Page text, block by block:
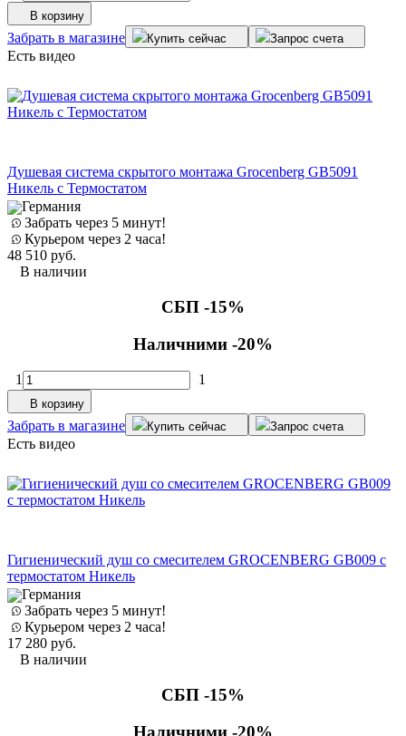
В корзину
Забрать в магазине Купить сейчас Запрос счета
Есть видео
Душевая система скрытого монтажа Grocenberg GB5091
Никель с Термостатом
Германия
Забрать через 5 минут!
Курьером через 2 часа!
48 510 руб.
В наличии
СБП -15%
Наличними -20%
1 1
В корзину
Забрать в магазине Купить сейчас Запрос счета
Есть видео
Гигиенический душ со смесителем GROCENBERG GB009 с
термостатом Никель
Германия
Забрать через 5 минут!
Курьером через 2 часа!
17 280 руб.
В наличии
СБП -15%
Наличними -20%